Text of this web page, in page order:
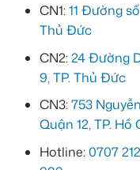
CN1:11 Đường
Thủ Đức
CN2:24 Đường
9, TP. Thủ Đức
CN3:753
Quận 12, TP. Hồ
Hotline:0707